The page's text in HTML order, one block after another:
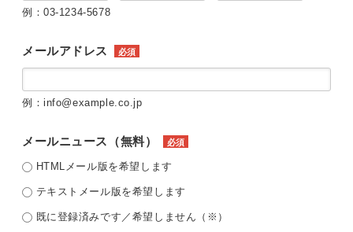
例：03-1234-5678
メールアドレス 必須
例：info@example.co.jp
メールニュース（無料） 必須
HTMLメール版を希望します
テキストメール版を希望します
既に登録済みです／希望しません（※）